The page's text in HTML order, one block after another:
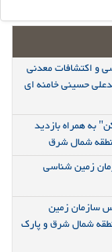
و اکتشافات معدنی
حسینی خامنه ای
به همراه بازدید
شمال شرق
زمین شناسی
سازمان زمین
شمال شرق و پارک